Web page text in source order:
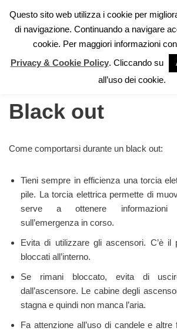
Vai
contenuto
»Black out
Black out
Come comportarsi durante un black out:
Tieni sempre in efficienza una torcia
pile. La torcia elettrica permette di
serve a ottenere informazioni
sull’emergenza in corso.
Evita di utilizzare gli ascensori. C’è il
bloccati all’interno.
Se rimani bloccato, evita di
dall’ascensore. Le cabine degli
stagna e quindi non manca l’aria.
Fa attenzione all’uso di candele e altre
Questo sito web utilizza i cookie per
di navigazione. Continuando a navigare
cookie. Per maggiori informazioni
Privacy & Cookie Policy. Cliccando su
all’uso dei cookie.